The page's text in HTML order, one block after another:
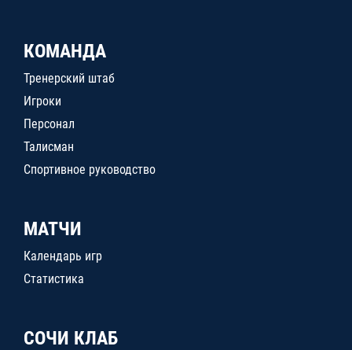
КОМАНДА
Тренерский штаб
Игроки
Персонал
Талисман
Спортивное руководство
МАТЧИ
Календарь игр
Статистика
СОЧИ КЛАБ